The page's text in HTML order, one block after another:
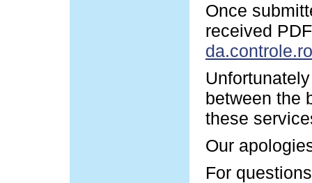
Once
received
between the
these
Our
For